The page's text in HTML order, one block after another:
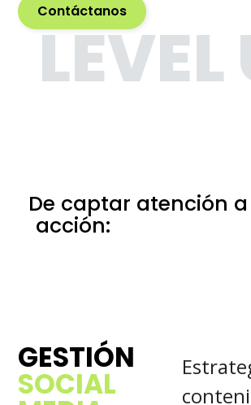
Contáctanos
LEVEL
De captar atención
acción: eso es
GESTIÓN
SOCIAL